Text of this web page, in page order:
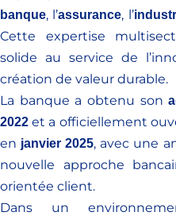
banque, l’assurance, l’
Cette expertise
solide au service de
création de valeur durable.
La banque a obtenu son
2022 et a officiellement
en janvier 2025, avec une
nouvelle approche
orientée client.
Dans un